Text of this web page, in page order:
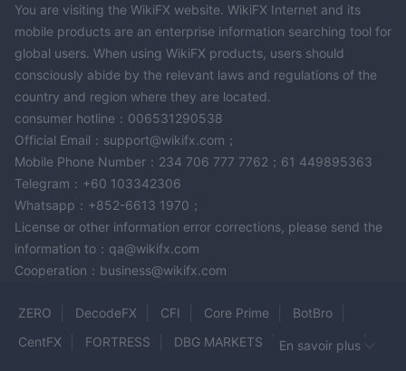
You are visiting the WikiFX website. WikiFX Internet and its
mobile products are an enterprise information searching tool for
global users. When using WikiFX products, users should
consciously abide by the relevant laws and regulations of the
country and region where they are located.
consumer hotline：006531290538
Official Email：support@wikifx.com；
Mobile Phone Number：234 706 777 7762；61 449895363
Telegram：+60 103342306
Whatsapp：+852-6613 1970；
License or other information error corrections, please send the
information to：qa@wikifx.com
Cooperation：business@wikifx.com
ZERO DecodeFX CFI Core Prime
BotBro
CentFX
FORTRESS DBG MARKETS
Axe Market
En savoir plus